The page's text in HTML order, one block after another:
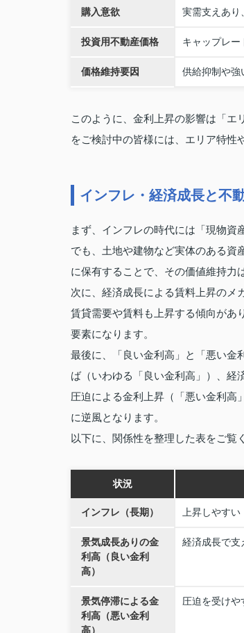
購入意欲 実需支えあり
投資用不動産価格 キャップレー
価格維持要因 供給抑制や強
このように、金利上昇の影響は「エ
をご検討中の皆様には、エリア特性
インフレ・経済成長と不
まず、インフレの時代には「現物
でも、土地や建物など実体のある資
に保有することで、その価値維持力
次に、経済成長による賃料上昇のメ
賃貸需要や賃料も上昇する傾向があ
要素になります。
最後に、「良い金利高」と「悪い金
ば（いわゆる「良い金利高」）、経
圧迫による金利上昇（「悪い金利高
に逆風となります。
以下に、関係性を整理した表をご覧
状況
インフレ（長期） 上昇しやすい
景気成長ありの金
利高（良い金利
高）
経済成長で支
景気停滞による金
利高（悪い金利
高）
圧迫を受けや